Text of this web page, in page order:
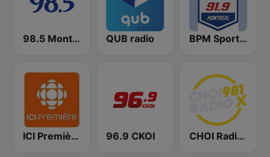
98.5 Montréal QUB radio BPM Sports 91.9 FM
ICI Première Québec 96.9 CKOI CHOI Radio X 98.1 FM